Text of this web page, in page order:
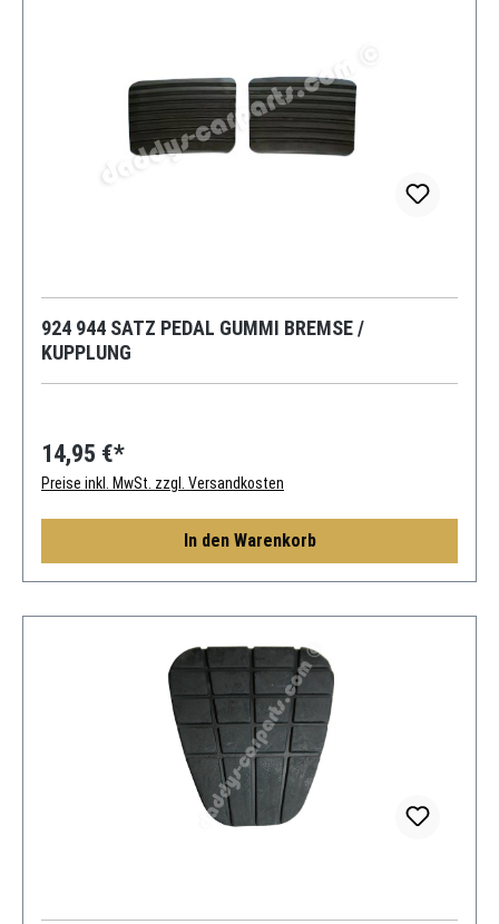
924 944 SATZ PEDAL GUMMI BREMSE /
KUPPLUNG
14,95 €*
Preise inkl. MwSt. zzgl. Versandkosten
In den Warenkorb